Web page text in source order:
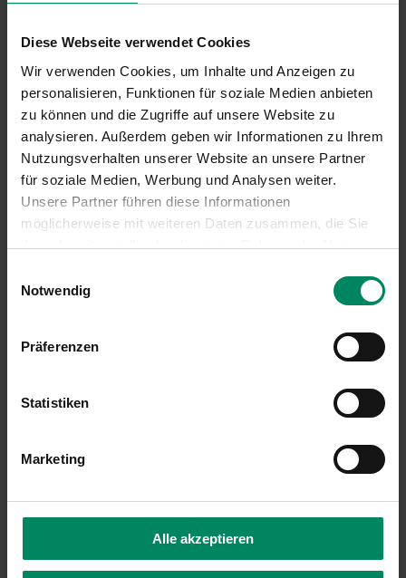
Diese Webseite verwendet Cookies
Wir verwenden Cookies, um Inhalte und Anzeigen zu
personalisieren, Funktionen für soziale Medien anbieten
zu können und die Zugriffe auf unsere Website zu
analysieren. Außerdem geben wir Informationen zu Ihrem
Nutzungsverhalten unserer Website an unsere Partner
für soziale Medien, Werbung und Analysen weiter.
Unsere Partner führen diese Informationen
möglicherweise mit weiteren Daten zusammen, die Sie
ihnen bereitgestellt oder die sie im Rahmen der Nutzung
Notwendig
Präferenzen
Statistiken
Marketing
Alle akzeptieren
Kostenkatalog Brachflächen Maßnahmen
Übertragung Foto-Nutzungsrechte
Weitere Links
www.altlasten.gv.at
Ansprechpartner in der KPC
01/31 6 31-225